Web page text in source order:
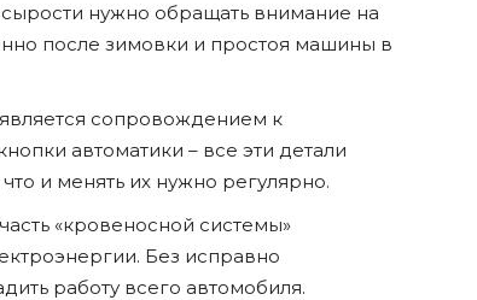
нужно обращать внимание на
после зимовки и простоя машины в
сопровождением к
автоматики – все эти детали
и менять их нужно регулярно.
«кровеносной системы»
Без исправно
работу всего автомобиля.